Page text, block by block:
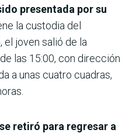
presentada por su
la custodia del
el joven salió de la
las 15:00, con dirección
a unas cuatro cuadras,
retiró para regresar a